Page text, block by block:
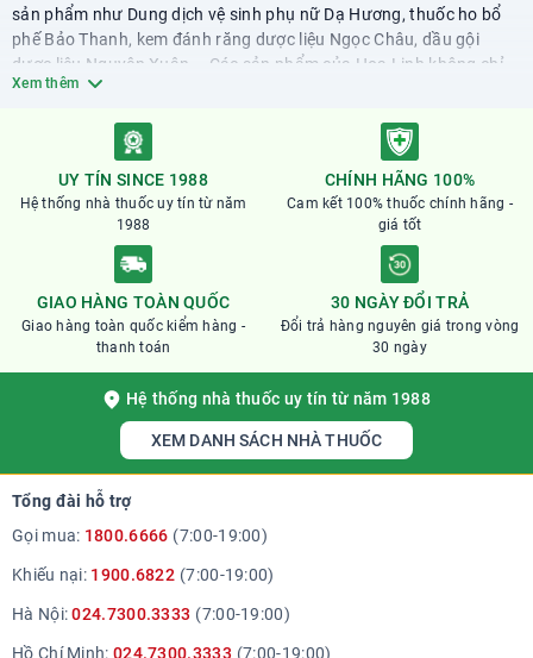
sản phẩm như Dung dịch vệ sinh phụ nữ Dạ Hương, thuốc ho bổ
phế Bảo Thanh, kem đánh răng dược liệu Ngọc Châu, dầu gội
dược liệu Nguyên Xuân... Các sản phẩm của Hoa Linh không chỉ
được ưa chuộng trong nước mà còn xuất khẩu sang nhiều quốc
tín cho hàng Việt Nam.
Xem thêm
UY TÍN SINCE 1988
Hệ thống nhà thuốc uy tín từ năm
1988
CHÍNH HÃNG 100%
Cam kết 100% thuốc chính hãng -
giá tốt
GIAO HÀNG TOÀN QUỐC
Giao hàng toàn quốc kiểm hàng -
thanh toán
30 NGÀY ĐỔI TRẢ
Đổi trả hàng nguyên giá trong vòng
30 ngày
Hệ thống nhà thuốc uy tín từ năm 1988
XEM DANH SÁCH NHÀ THUỐC
Tổng đài hỗ trợ
Gọi mua: 1800.6666 (7:00-19:00)
Khiếu nại: 1900.6822 (7:00-19:00)
Hà Nội:024.7300.3333 (7:00-19:00)
Hồ Chí Minh: 024.7300.3333 (7:00-19:00)